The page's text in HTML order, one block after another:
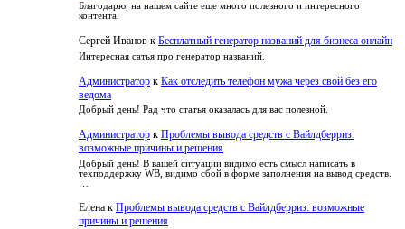
Благодарю, на нашем сайте еще много полезного и интересного
контента.
Сергей Иванов к Бесплатный генератор названий для бизнеса онлайн
Интересная сатья про генератор названий.
Администратор к Как отследить телефон мужа через свой без его
ведома
Добрый день! Рад что статья оказалась для вас полезной.
Администратор к Проблемы вывода средств с Вайлдберриз:
возможные причины и решения
Добрый день! В вашей ситуации видимо есть смысл написать в
техподдержку WB, видимо сбой в форме заполнения на вывод средств.
Елена к Проблемы вывода средств с Вайлдберриз: возможные
причины и решения